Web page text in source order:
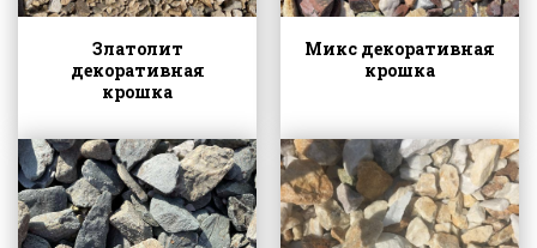
Златолит
декоративная
крошка
Микс декоративная
крошка